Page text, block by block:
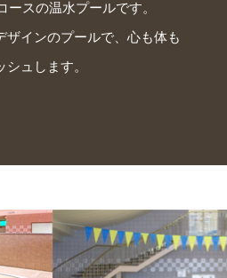
ースの温水プールです。
ザインのプールで、心も体も
シュします。